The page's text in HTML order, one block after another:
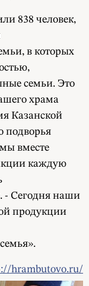
838 человек,
в которых
семьи. Это
храма
Казанской
подворья
вместе
каждую
- Сегодня наши
продукции
hrambutovo.ru/